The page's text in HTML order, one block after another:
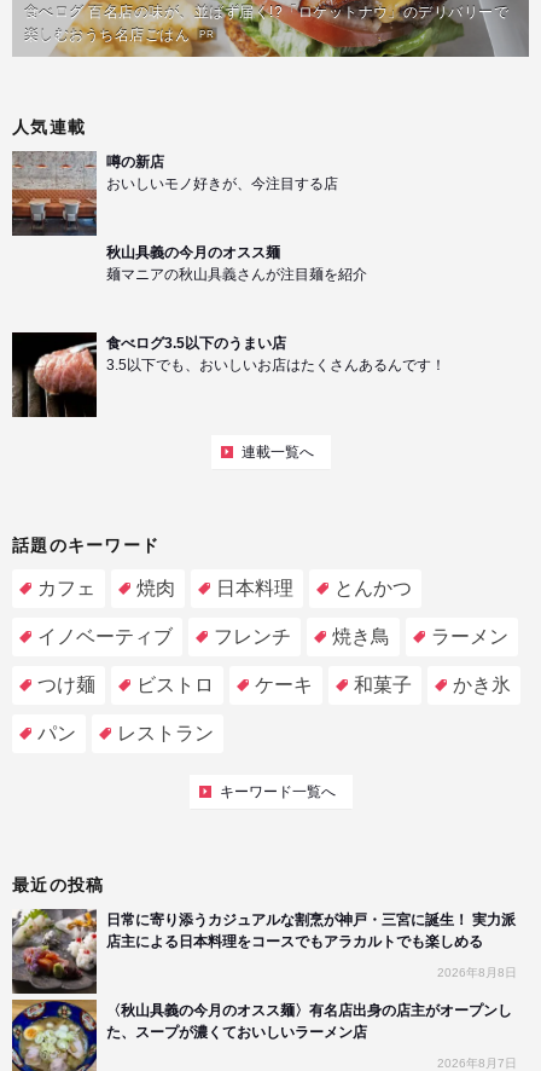
食べログ 百名店の味が、並ばず届く!?「ロケットナウ」のデリバリーで
楽しむおうち名店ごはん PR
人気連載
噂の新店
おいしいモノ好きが、今注目する店
秋山具義の今月のオスス麺
麺マニアの秋山具義さんが注目麺を紹介
食べログ3.5以下のうまい店
3.5以下でも、おいしいお店はたくさんあるんです！
連載一覧へ
話題のキーワード
カフェ 焼肉 日本料理 とんかつ
イノベーティブ フレンチ 焼き鳥 ラーメン
つけ麺 ビストロ ケーキ 和菓子 かき氷
パン レストラン
キーワード一覧へ
最近の投稿
日常に寄り添うカジュアルな割烹が神戸・三宮に誕生！ 実力派
店主による日本料理をコースでもアラカルトでも楽しめる
2026年8月8日
〈秋山具義の今月のオスス麺〉有名店出身の店主がオープンし
た、スープが濃くておいしいラーメン店
2026年8月7日